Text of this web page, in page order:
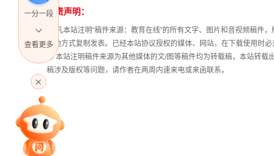
一分一段
高考直播
专家指导课
查看更多
站
统
计
免责声明：
① 凡本站注明“稿件来源：教育在线”的所有文字、图片和音视频稿件
其他方式复制发表。已经本站协议授权的媒体、网站，在下载使用时必
② 本站注明稿件来源为其他媒体的文/图等稿件均为转载稿，本站转
稿涉及版权等问题，请作者在两周内速来电或来函联系。